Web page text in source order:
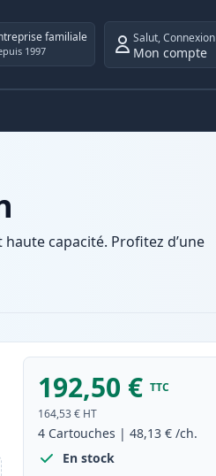
familiale
1997
Salut,Connexion
Mon compte
capacité. Profitez d’une
192,50 € TTC
164,53 € HT
4 Cartouches |48,13 € /ch.
En stock